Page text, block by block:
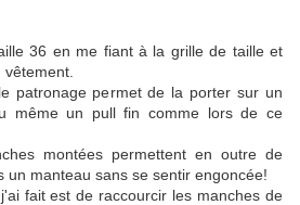
36 en me fiant à la grille de taille et
patronage permet de la porter sur un
même un pull fin comme lors de ce
montées permettent en outre de
un manteau sans se sentir engoncée!
fait est de raccourcir les manches de